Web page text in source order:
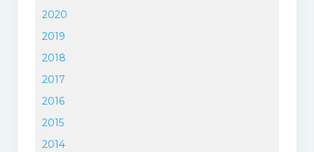
2020
2019
2018
2017
2016
2015
2014